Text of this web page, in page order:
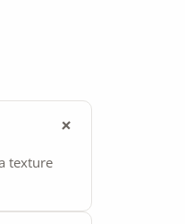
texture